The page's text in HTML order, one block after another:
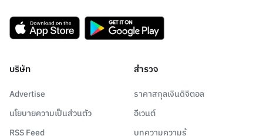
บริษัท
Advertise
นโยบายความเป็นส่วนตัว
RSS Feed
สำรวจ
ราคาสกุลเงินดิจิตอล
อีเวนต์
บทความความรู้